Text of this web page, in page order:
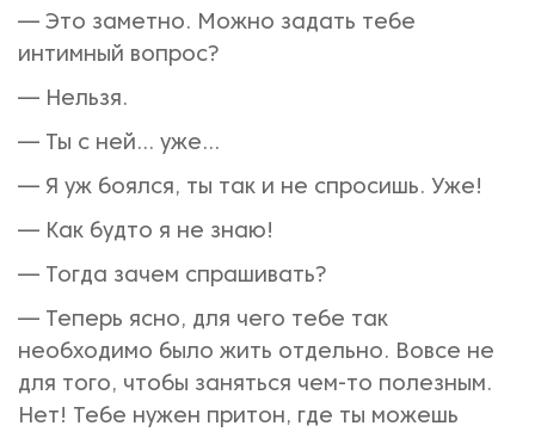
— Это заметно. Можно задать тебе
интимный вопрос?
— Нельзя.
— Ты с ней… уже…
— Я уж боялся, ты так и не спросишь. Уже!
— Как будто я не знаю!
— Тогда зачем спрашивать?
— Теперь ясно, для чего тебе так
необходимо было жить отдельно. Вовсе не
для того, чтобы заняться чем-то полезным.
Нет! Тебе нужен притон, где ты можешь